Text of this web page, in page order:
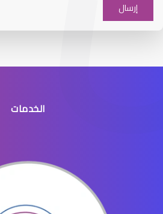
عيون الاطفال الخدجالخدمات